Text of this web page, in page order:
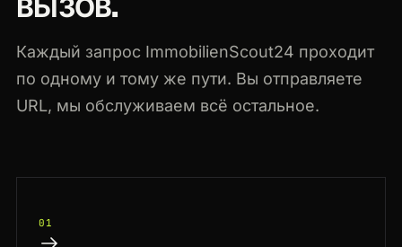
ВЫЗОВ.
Каждый запрос ImmobilienScout24 проходит
по одному и тому же пути. Вы отправляете
URL, мы обслуживаем всё остальное.
01